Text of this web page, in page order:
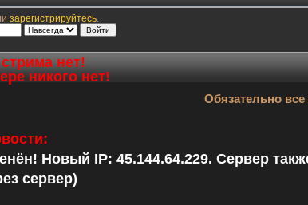
зарегистрируйтесь.
нет!
никого нет!
Обязательно
Новый IP: 45.144.64.229. Сервер
сервер)